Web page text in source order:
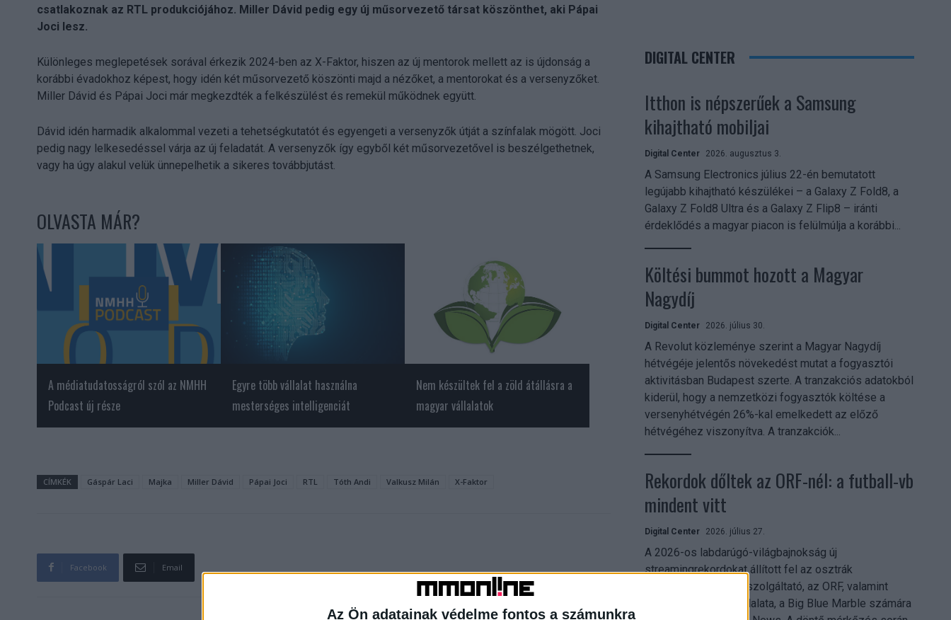
Az Ön adatainak védelme fontos a számunkra
csatlakoznak az RTL produkciójához. Miller Dávid pedig egy új műsorvezető társat köszönthet, aki Pápai
Joci lesz.
Különleges meglepetések sorával érkezik 2024-ben az X-Faktor, hiszen az új mentorok mellett az is újdonság a
korábbi évadokhoz képest, hogy idén két műsorvezető köszönti majd a nézőket, a mentorokat és a versenyzőket.
Miller Dávid és Pápai Joci már megkezdték a felkészülést és remekül működnek együtt.
Dávid idén harmadik alkalommal vezeti a tehetségkutatót és egyengeti a versenyzők útját a színfalak mögött. Joci
pedig nagy lelkesedéssel várja az új feladatát. A versenyzők így egyből két műsorvezetővel is beszélgethetnek,
vagy ha úgy alakul velük ünnepelhetik a sikeres továbbjutást.
OLVASTA MÁR?
A médiatudatosságról szól az NMHH
Podcast új része
Egyre több vállalat használna
mesterséges intelligenciát
Nem készültek fel a zöld átállásra a
magyar vállalatok
CÍMKÉK Gáspár Laci Majka Miller Dávid Pápai Joci RTL Tóth Andi Valkusz Milán X-Faktor
Facebook Email
DIGITAL CENTER
Itthon is népszerűek a Samsung
kihajtható mobiljai
Digital Center 2026. augusztus 3.
A Samsung Electronics július 22-én bemutatott
legújabb kihajtható készülékei – a Galaxy Z Fold8, a
Galaxy Z Fold8 Ultra és a Galaxy Z Flip8 – iránti
érdeklődés a magyar piacon is felülmúlja a korábbi...
Költési bummot hozott a Magyar
Nagydíj
Digital Center 2026. július 30.
A Revolut közleménye szerint a Magyar Nagydíj
hétvégéje jelentős növekedést mutat a fogyasztói
aktivitásban Budapest szerte. A tranzakciós adatokból
kiderül, hogy a nemzetközi fogyasztók költése a
versenyhétvégén 26%-kal emelkedett az előző
hétvégéhez viszonyítva. A tranzakciók...
Rekordok dőltek az ORF-nél: a futball-vb
mindent vitt
Digital Center 2026. július 27.
A 2026-os labdarúgó-világbajnokság új
streamingrekordokat állított fel az osztrák
közszolgálati műsorszolgáltató, az ORF, valamint
technológiai leányvállalata, a Big Blue Marble számára